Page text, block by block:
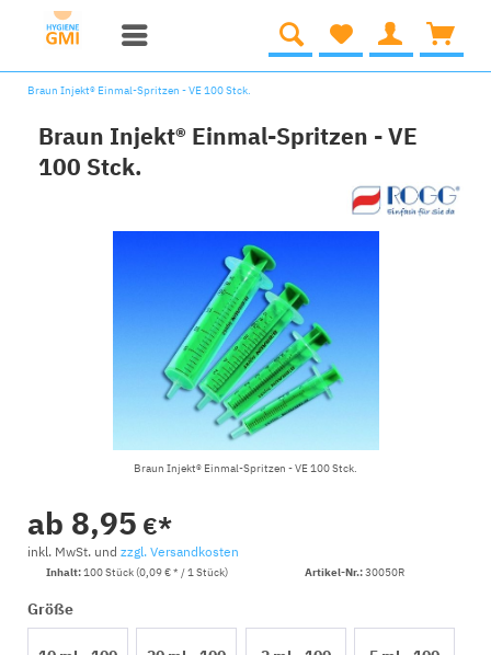
Braun Injekt® Einmal-Spritzen - VE 100 Stck.
Braun Injekt® Einmal-Spritzen - VE
100 Stck.
Braun Injekt® Einmal-Spritzen - VE 100 Stck.
ab 8,95 €*
inkl. MwSt. und zzgl. Versandkosten
Inhalt:100 Stück (0,09 € * / 1 Stück) Artikel-Nr.:30050R
Größe